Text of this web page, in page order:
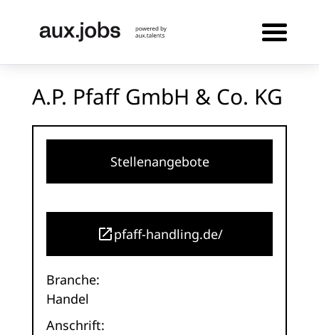
A.P. Pfaff GmbH & Co. KG
Stellenangebote
pfaff-handling.de/
Branche:
Handel
Anschrift: